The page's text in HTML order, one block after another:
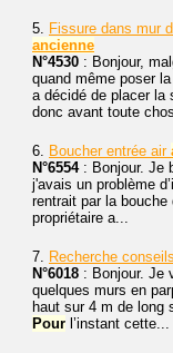
5. Fissure dans mur
ancienne
N°4530 : Bonjour,
quand même poser
a décidé de placer la
donc avant toute
6. Boucher entrée air
N°6554: Bonjour. Je
j'avais un problème
rentrait par la bouche
propriétaire a...
7. Recherche conseils
N°6018 : Bonjour. Je
quelques murs en
haut sur 4 m de long
Pour l’instant cette...